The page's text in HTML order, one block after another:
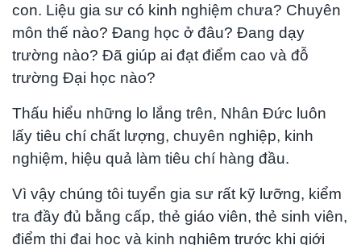
con. Liệu gia sư có kinh nghiệm chưa? Chuyên
môn thế nào? Đang học ở đâu? Đang dạy
trường nào? Đã giúp ai đạt điểm cao và đỗ
trường Đại học nào?
Thấu hiểu những lo lắng trên, Nhân Đức luôn
lấy tiêu chí chất lượng, chuyên nghiệp, kinh
nghiệm, hiệu quả làm tiêu chí hàng đầu.
Vì vậy chúng tôi tuyển gia sư rất kỹ lưỡng, kiểm
tra đầy đủ bằng cấp, thẻ giáo viên, thẻ sinh viên,
điểm thi đại học và kinh nghiệm trước khi giới